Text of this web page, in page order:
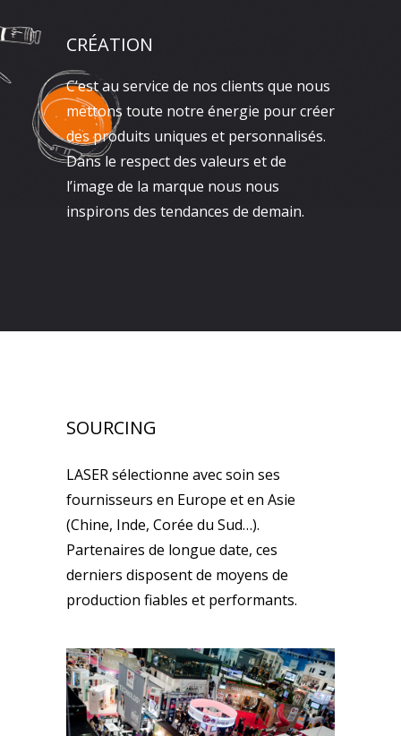
CRÉATION
C’est au service de nos clients que nous
mettons toute notre énergie pour créer
des produits uniques et personnalisés.
Dans le respect des valeurs et de
l’image de la marque nous nous
inspirons des tendances de demain.
SOURCING
LASER sélectionne avec soin ses
fournisseurs en Europe et en Asie
(Chine, Inde, Corée du Sud…).
Partenaires de longue date, ces
derniers disposent de moyens de
production fiables et performants.